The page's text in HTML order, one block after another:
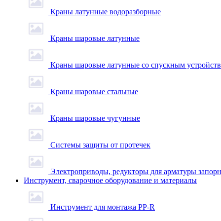
Краны латунные водоразборные
Краны шаровые латунные
Краны шаровые латунные со спускным
Краны шаровые стальные
Краны шаровые чугунные
Системы защиты от протечек
Электроприводы, редукторы для арматуры
Инструмент, сварочное оборудование и материалы
Инструмент для монтажа PP-R